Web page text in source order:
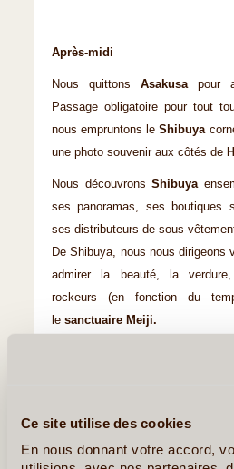
Ce site utilise des cookies
En nous donnant votre accord,
Après-midi
Nous quittons Asakusapour
Passage obligatoire pour tout
nous empruntons leShibuya
une photo souvenir aux côtés de
Nous découvronsShibuya
ses panoramas, ses boutiques
ses distributeurs de sous-
De Shibuya, nous nous dirigeons
admirer la beauté, la
rockeurs (en fonction du
le sanctuaire Meiji.
également visiter le musée